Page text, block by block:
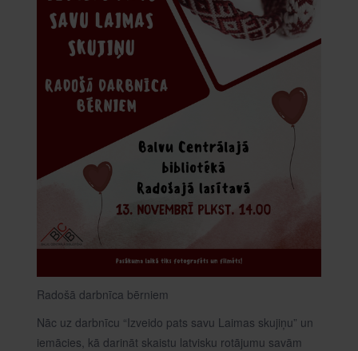
Radošā darbnīca bērniem
Nāc uz darbnīcu “Izveido pats savu Laimas skujiņu” un
iemācies, kā darināt skaistu latvisku rotājumu savām